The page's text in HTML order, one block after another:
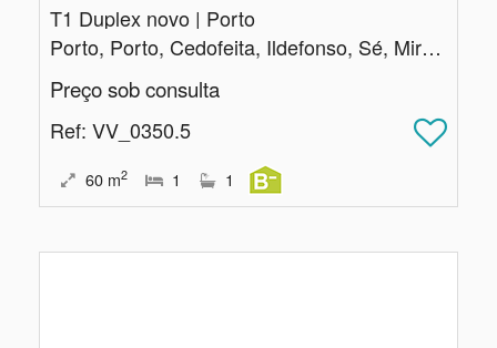
T1 Duplex novo | Porto
Porto, Porto, Cedofeita, Ildefonso, Sé, Miragaia, Nicolau, Vitória
Preço sob consulta
Ref: VV_0350.5
60 m2 1 1